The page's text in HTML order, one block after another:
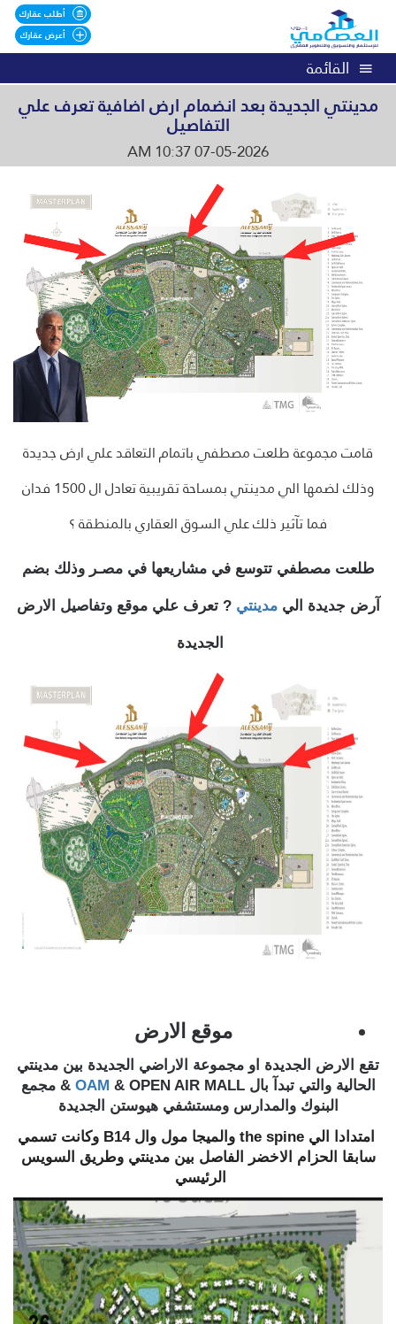
أطلب عقارك
أعرض عقارك
القائمة
مدينتي الجديدة بعد انضمام ارض اضافية تعرف علي
التفاصيل
07-05-2026 10:37 AM
قامت مجموعة طلعت مصطفي باتمام التعاقد علي ارض جديدة
وذلك لضمها الي مدينتي بمساحة تقريبية تعادل ال 1500 فدان
فما تآثير ذلك علي السوق العقاري بالمنطقة ؟
طلعت مصطفي تتوسع في مشاريعها في مصـر وذلك بضم
آرض جديدة اليمدينتي ? تعرف علي موقع وتفاصيل الارض
الجديدة
موقع الارض
تقع الارض الجديدة او مجموعة الاراضي الجديدة بين مدينتي
الحالية والتي تبدآ بال OPEN AIR MALL &
OAM & مجمع
البنوك والمدارس ومستشفي هيوستن الجديدة
امتدادا الي the spine والميجا مول وال B14 وكانت تسمي
سابقا الحزام الاخضر الفاصل بين مدينتي وطريق السويس
الرئيسي